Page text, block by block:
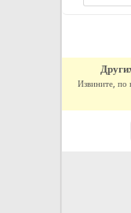
Извините, по